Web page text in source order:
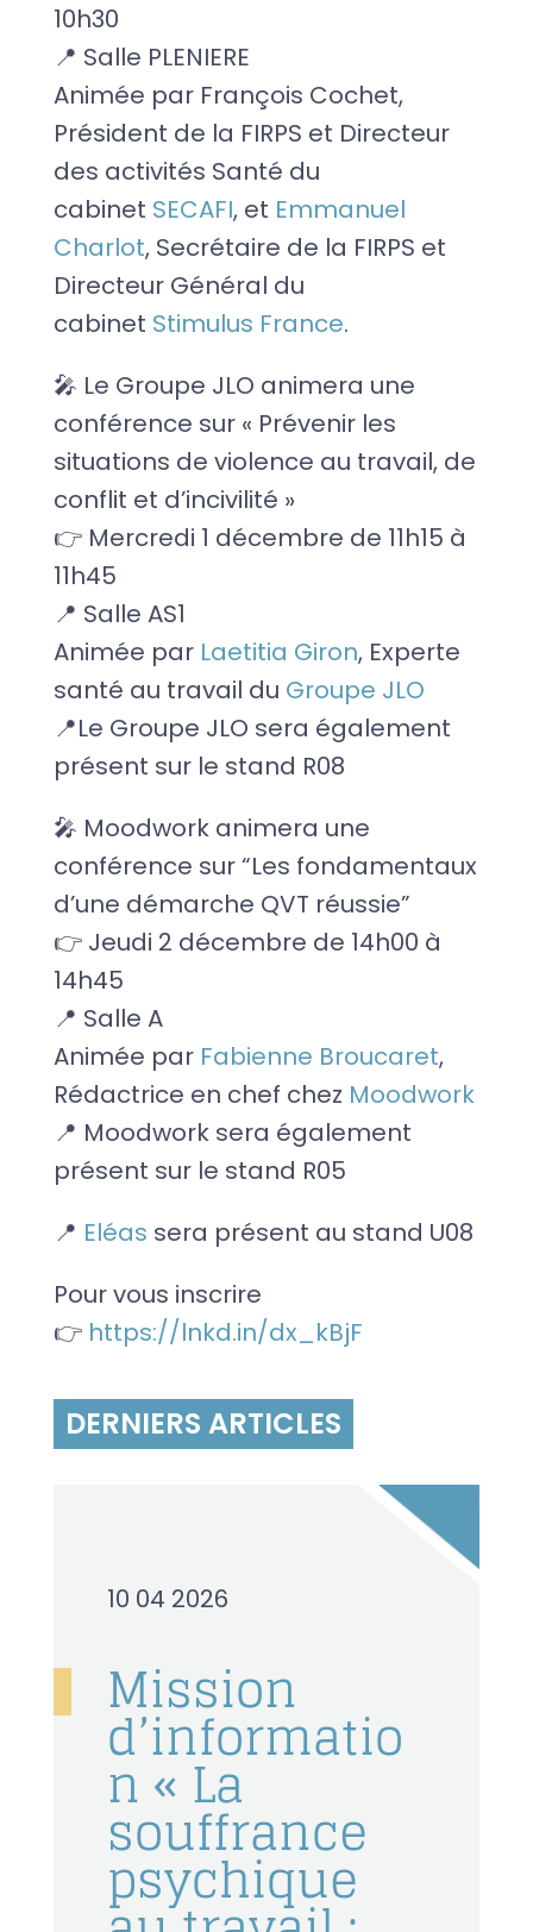
10h30
📍 Salle PLENIERE
Animée par François Cochet,
Président de la FIRPS et Directeur
des activités Santé du
cabinet SECAFI, et Emmanuel
Charlot, Secrétaire de la FIRPS et
Directeur Général du
cabinet Stimulus France.
🎤 Le Groupe JLO animera une
conférence sur « Prévenir les
situations de violence au travail, de
conflit et d’incivilité »
👉 Mercredi 1 décembre de 11h15 à
11h45
📍 Salle AS1
Animée par Laetitia Giron, Experte
santé au travail du Groupe JLO
📍Le Groupe JLO sera également
présent sur le stand R08
🎤 Moodwork animera une
conférence sur “Les fondamentaux
d’une démarche QVT réussie”
👉 Jeudi 2 décembre de 14h00 à
14h45
📍 Salle A
Animée par Fabienne Broucaret,
Rédactrice en chef chez Moodwork
📍 Moodwork sera également
présent sur le stand R05
📍 Eléas sera présent au stand U08
Pour vous inscrire
👉 https://lnkd.in/dx_kBjF
DERNIERS ARTICLES
10 04 2026
Mission
d’informatio
n « La
souffrance
psychique